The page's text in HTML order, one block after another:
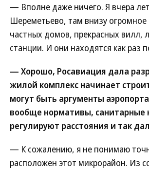
— Вполне даже ничего. Я вчера
Шереметьево, там внизу огромное
частных домов, прекрасных вилл,
станции. И они находятся как раз
— Хорошо, Росавиация дала
жилой комплекс начинает
могут быть аргументы
вообще нормативы, санитарные
регулируют расстояния и так
— К сожалению, я не понимаю
расположен этот микрорайон. Из